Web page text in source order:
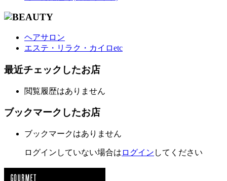
ヘアサロン
エステ・リラク・カイロetc
最近チェックしたお店
閲覧履歴はありません
ブックマークしたお店
ブックマークはありません
ログインしていない場合は ログイン してください